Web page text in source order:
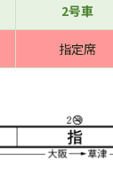
2号車
指定席